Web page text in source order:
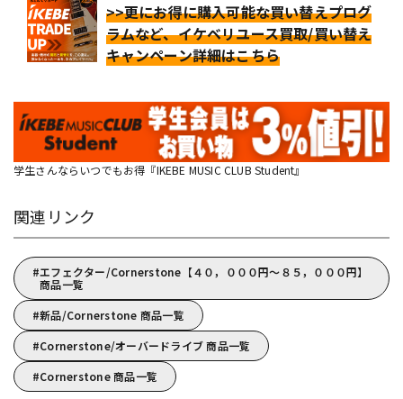
>>更にお得に購入可能な買い替えプログ
ラムなど、イケベリユース買取/買い替え
キャンペーン詳細はこちら
学生さんならいつでもお得『IKEBE MUSIC CLUB Student』
関連リンク
エフェクター/Cornerstone【４０，０００円～８５，０００円】
商品一覧
新品/Cornerstone 商品一覧
Cornerstone/オーバードライブ 商品一覧
Cornerstone 商品一覧